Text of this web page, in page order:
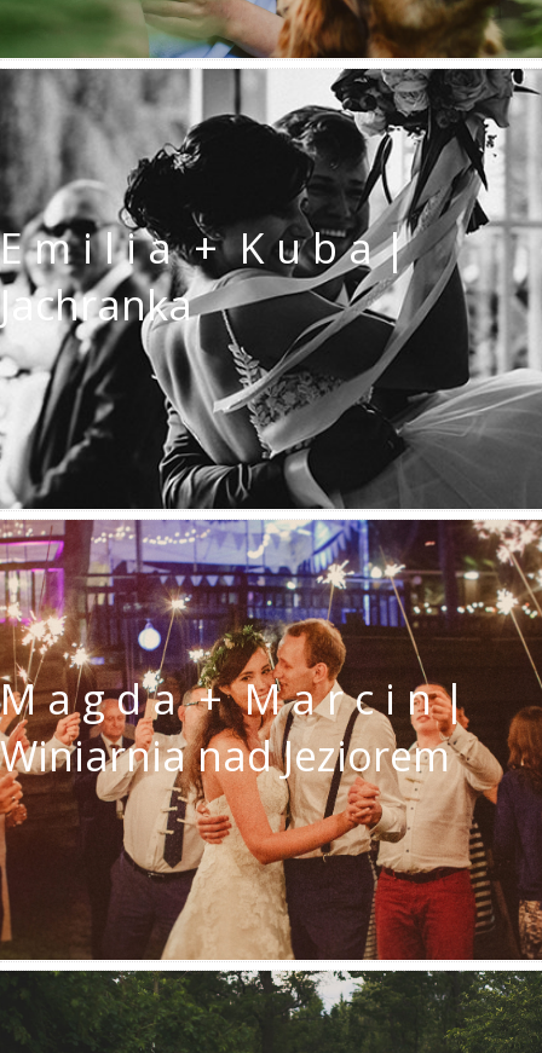
E m i l i a + K u b a |
Jachranka
M a g d a + M a r c i n |
Winiarnia nad Jeziorem